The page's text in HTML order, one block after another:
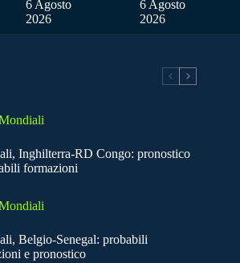
6 Agosto
2026
6 Agosto
2026
Inghilterra-RD Congo: pronostico
formazioni
Belgio-Senegal: probabili
e pronostico